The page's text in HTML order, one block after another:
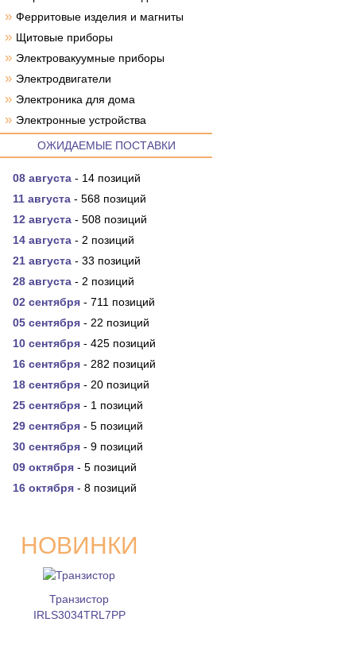
» Ферритовые изделия и магниты
» Щитовые приборы
» Электровакуумные приборы
» Электродвигатели
» Электроника для дома
» Электронные устройства
ОЖИДАЕМЫЕ ПОСТАВКИ
08 августа - 14 позиций
11 августа - 568 позиций
12 августа - 508 позиций
14 августа - 2 позиций
21 августа - 33 позиций
28 августа - 2 позиций
02 сентября - 711 позиций
05 сентября - 22 позиций
10 сентября - 425 позиций
16 сентября - 282 позиций
18 сентября - 20 позиций
25 сентября - 1 позиций
29 сентября - 5 позиций
30 сентября - 9 позиций
09 октября - 5 позиций
16 октября - 8 позиций
НОВИНКИ
Транзистор
IRLS3034TRL7PP